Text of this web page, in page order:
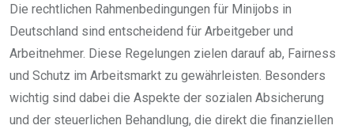
Die rechtlichen Rahmenbedingungen für Minijobs in
Deutschland sind entscheidend für Arbeitgeber und
Arbeitnehmer. Diese Regelungen zielen darauf ab, Fairness
und Schutz im Arbeitsmarkt zu gewährleisten. Besonders
wichtig sind dabei die Aspekte der sozialen Absicherung
und der steuerlichen Behandlung, die direkt die finanziellen